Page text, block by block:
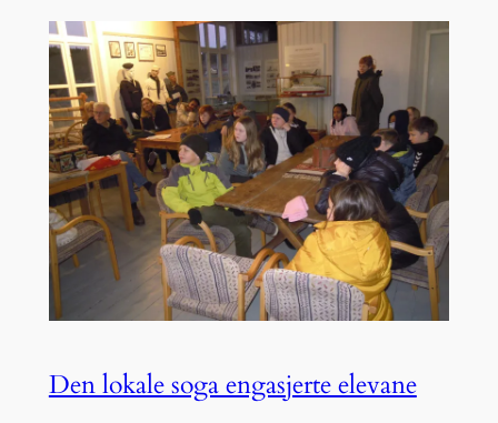
Den lokale soga engasjerte elevane